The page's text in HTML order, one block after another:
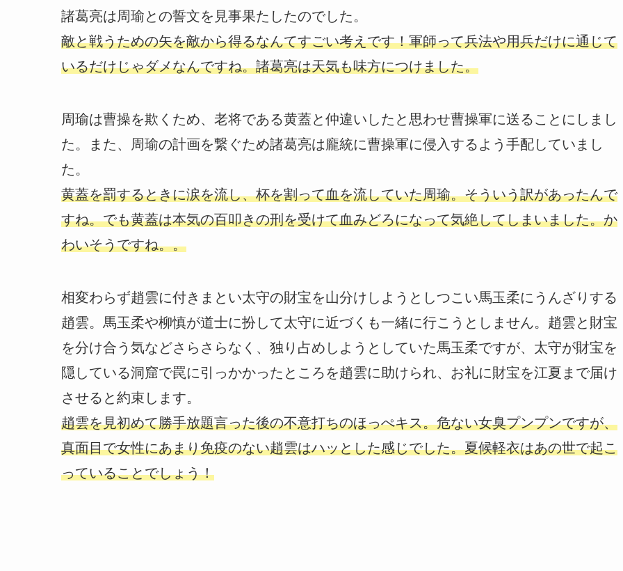
諸葛亮は周瑜との誓文を見事果たしたのでした。
敵と戦うための矢を敵から得るなんてすごい考えです！軍師って兵法や用兵だけに通じて
いるだけじゃダメなんですね。諸葛亮は天気も味方につけました。
周瑜は曹操を欺くため、老将である黄蓋と仲違いしたと思わせ曹操軍に送ることにしまし
た。また、周瑜の計画を繋ぐため諸葛亮は龐統に曹操軍に侵入するよう手配していまし
た。
黄蓋を罰するときに涙を流し、杯を割って血を流していた周瑜。そういう訳があったんで
すね。でも黄蓋は本気の百叩きの刑を受けて血みどろになって気絶してしまいました。か
わいそうですね。。
相変わらず趙雲に付きまとい太守の財宝を山分けしようとしつこい馬玉柔にうんざりする
趙雲。馬玉柔や柳慎が道士に扮して太守に近づくも一緒に行こうとしません。趙雲と財宝
を分け合う気などさらさらなく、独り占めしようとしていた馬玉柔ですが、太守が財宝を
隠している洞窟で罠に引っかかったところを趙雲に助けられ、お礼に財宝を江夏まで届け
させると約束します。
趙雲を見初めて勝手放題言った後の不意打ちのほっぺキス。危ない女臭プンプンですが、
真面目で女性にあまり免疫のない趙雲はハッとした感じでした。夏候軽衣はあの世で起こ
っていることでしょう！